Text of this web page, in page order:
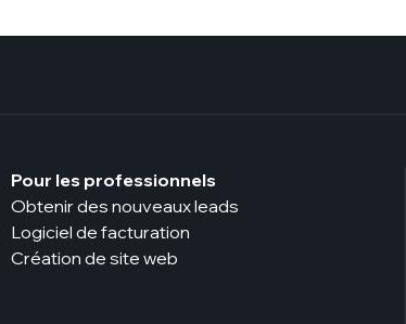
Pour les professionnels
Obtenir des nouveaux leads
Logiciel de facturation
Création de site web